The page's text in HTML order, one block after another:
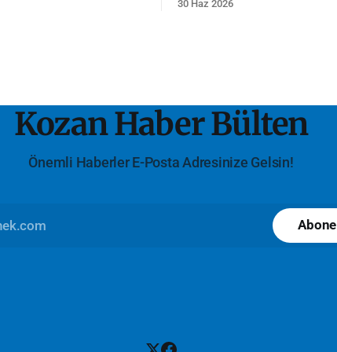
gerçekleştirildi.
30 Haz 2026
Kozan Haber Bülten
Önemli Haberler E-Posta Adresinize Gelsin!